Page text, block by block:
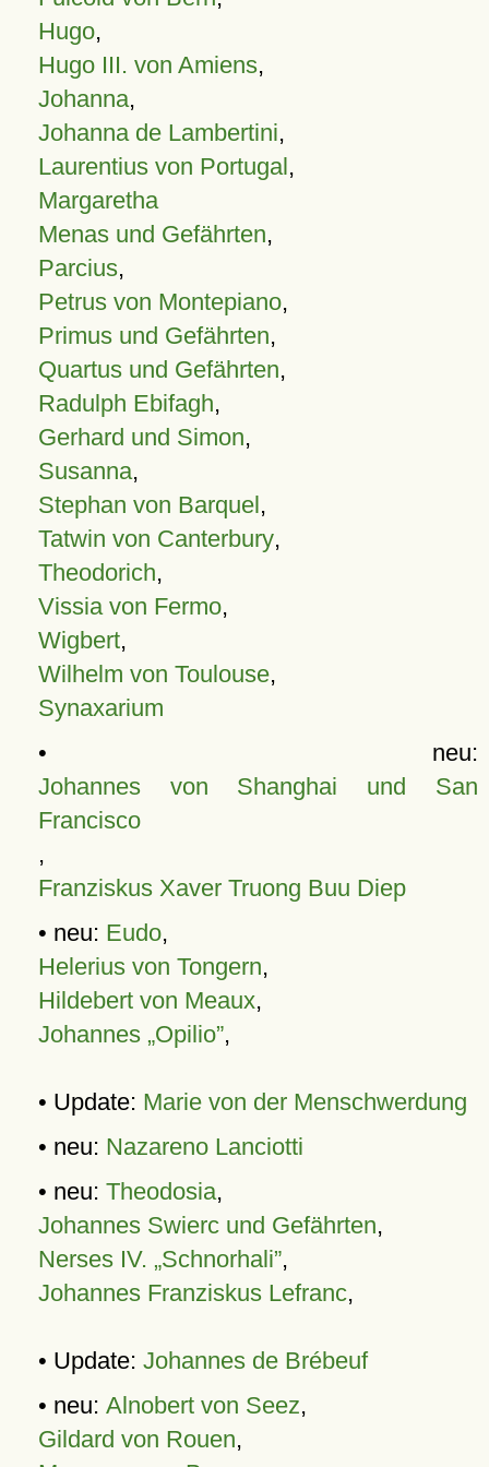
Hugo,
Hugo III. von Amiens,
Johanna,
Johanna de Lambertini,
Laurentius von Portugal,
Margaretha
Menas und Gefährten,
Parcius,
Petrus von Montepiano,
Primus und Gefährten,
Quartus und Gefährten,
Radulph Ebifagh,
Gerhard und Simon,
Susanna,
Stephan von Barquel,
Tatwin von Canterbury,
Theodorich,
Vissia von Fermo,
Wigbert,
Wilhelm von Toulouse,
Synaxarium
• neu:
Johannes von Shanghai und San
Francisco
,
Franziskus Xaver Truong Buu Diep
• neu: Eudo,
Helerius von Tongern,
Hildebert von Meaux,
Johannes „Opilio”,
• Update: Marie von der Menschwerdung
• neu: Nazareno Lanciotti
• neu: Theodosia,
Johannes Swierc und Gefährten,
Nerses IV. „Schnorhali”,
Johannes Franziskus Lefranc,
• Update: Johannes de Brébeuf
• neu: Alnobert von Seez,
Gildard von Rouen,